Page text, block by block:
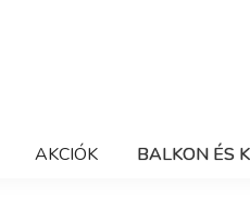
AKCIÓK BALKON ÉS